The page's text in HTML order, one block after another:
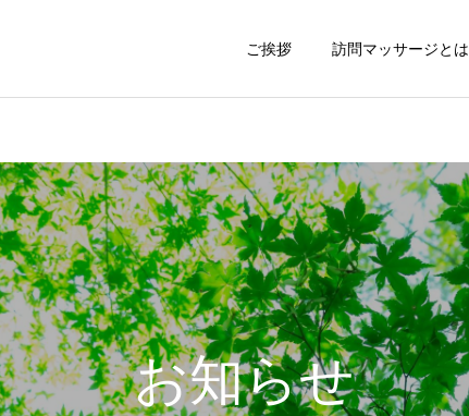
ご挨拶 訪問マッサージとは
お知らせ